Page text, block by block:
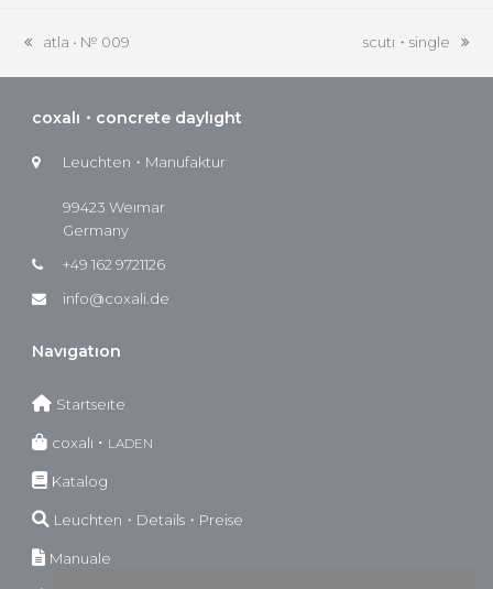
vorheriger
Beitrag:
atla • № 009
Nächster
Beitrag:
scutı・single
coxalı・concrete daylıght
Leuchten・Manufaktur
99423 Weımar
Germany
+49 162 9721126
info@coxali.de
Navıgatıon
Startseıte
coxalı ･ LADEN
Katalog
Leuchten・Details・Preise
Manuale